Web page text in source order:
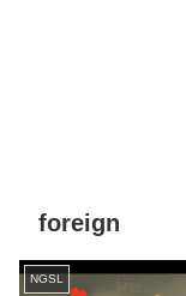
foreign
NGSL